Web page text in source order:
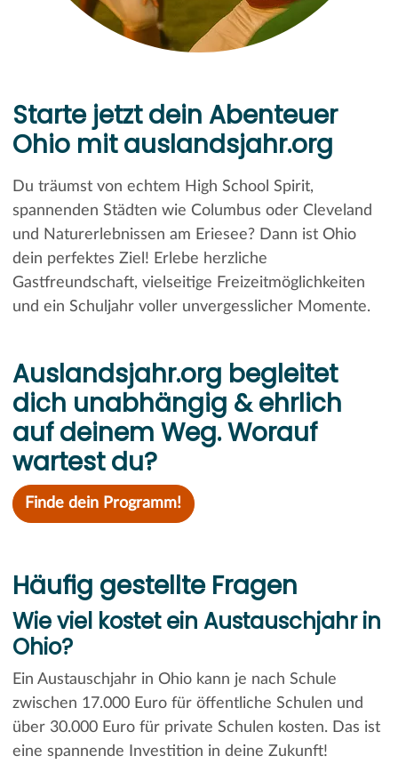
Starte jetzt dein Abenteuer
Ohio mit auslandsjahr.org
Du träumst von echtem High School Spirit,
spannenden Städten wie Columbus oder Cleveland
und Naturerlebnissen am Eriesee? Dann ist Ohio
dein perfektes Ziel! Erlebe herzliche
Gastfreundschaft, vielseitige Freizeitmöglichkeiten
und ein Schuljahr voller unvergesslicher Momente.
Auslandsjahr.org begleitet
dich unabhängig & ehrlich
auf deinem Weg. Worauf
wartest du?
Finde dein Programm!
Häufig gestellte Fragen
Wie viel kostet ein Austauschjahr in
Ohio?
Ein Austauschjahr in Ohio kann je nach Schule
zwischen 17.000 Euro für öffentliche Schulen und
über 30.000 Euro für private Schulen kosten. Das ist
eine spannende Investition in deine Zukunft!